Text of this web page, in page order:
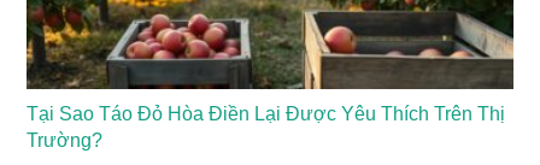
Tại Sao Táo Đỏ Hòa Điền Lại Được Yêu Thích Trên Thị
Trường?